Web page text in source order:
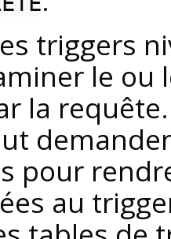
triggers
le ou
la
pour
au